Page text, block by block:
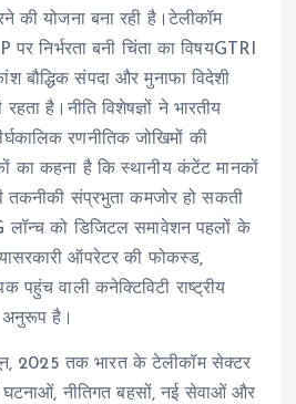
की योजना बना रही है।टेलीकॉम
पर निर्भरता बनी चिंता का विषयGTRI
बौद्धिक संपदा और मुनाफा विदेशी
है।नीति विशेषज्ञों ने भारतीय
रणनीतिक जोखिमों की
का कहना है कि स्थानीय कंटेंट मानकों
तकनीकी संप्रभुता कमजोर हो सकती
को डिजिटल समावेशन पहलों के
ऑपरेटर की फोकस्ड,
पहुंच वाली कनेक्टिविटी राष्ट्रीय
अनुरूप है।
2025 तक भारत के टेलीकॉम सेक्टर
घटनाओं, नीतिगत बहसों, नई सेवाओं और